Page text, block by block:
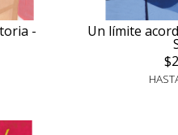
- Un límite